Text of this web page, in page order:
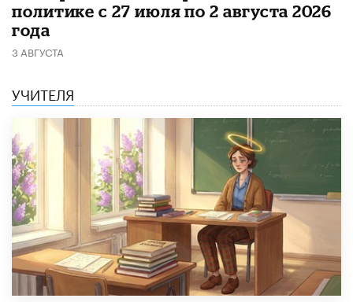
политике с 27 июля по 2 августа 2026
года
3 АВГУСТА
УЧИТЕЛЯ